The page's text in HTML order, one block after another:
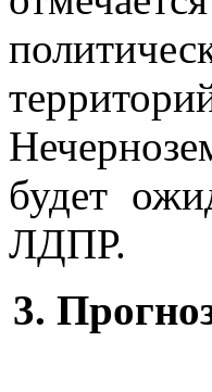
будет
ЛДПР.
3.